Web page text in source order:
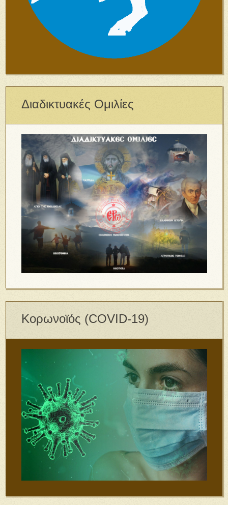
Διαδικτυακές Ομιλίες
Κορωνοϊός (COVID-19)